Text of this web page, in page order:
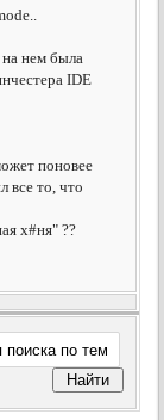
на нем была
IDE
поновее
все то, что
х#ня" ??